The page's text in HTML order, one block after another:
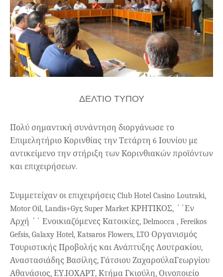
ΔΕΛΤΙΟ ΤΥΠΟΥ
Πολύ σημαντική συνάντηση διοργάνωσε το
Επιμελητήριο Κορινθίας την Τετάρτη 6 Ιουνίου με
αντικείμενο την στήριξη των Κορινθιακών προϊόντων
και επιχειρήσεων.
Συμμετείχαν οι επιχειρήσεις Club Hotel Casino Loutraki,
Motor Oil, Landis+Gyr, Super Market ΚΡΗΤΙΚΟΣ, ΄΄Εν
Αρχή ΄΄ Ενοικιαζόμενες Κατοικίες, Delmocca , Fereikos
Gefsis, Galaxy Hotel, Katsaros Flowers, LTO Οργανισμός
Τουριστικής Προβολής και Ανάπτυξης Λουτρακίου,
Αναστασιάδης Βασίλης, Γάτσιου ΖαχαρούλαΓεωργίου
Αθανάσιος, ΕΥ.ΙΟΧΑΡΤ, Κτήμα Γκιούλη, Οινοποιείο